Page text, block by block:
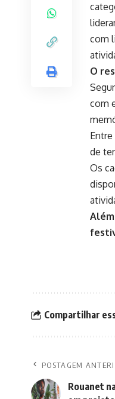
com
O
com
de
Os
Compartilhar
POSTAGEM
Rouanet